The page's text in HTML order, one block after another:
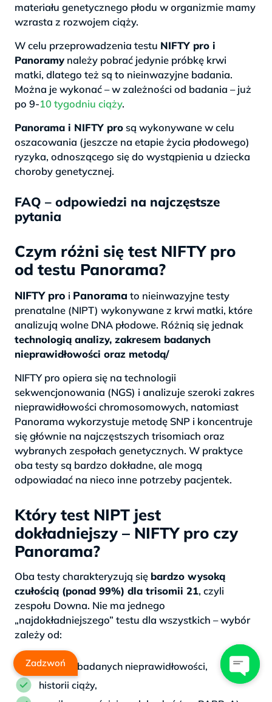
materiału genetycznego płodu w organizmie mamy
wzrasta z rozwojem ciąży.
W celu przeprowadzenia testu NIFTY pro i
Panoramy należy pobrać jedynie próbkę krwi
matki, dlatego też są to nieinwazyjne badania.
Można je wykonać – w zależności od badania – już
po 9-10 tygodniu ciąży.
Panorama i NIFTY pro są wykonywane w celu
oszacowania (jeszcze na etapie życia płodowego)
ryzyka, odnoszącego się do wystąpienia u dziecka
choroby genetycznej.
FAQ – odpowiedzi na najczęstsze
pytania
Czym różni się test NIFTY pro
od testu Panorama?
NIFTY pro i Panoramato nieinwazyjne testy
prenatalne (NIPT) wykonywane z krwi matki, które
analizują wolne DNA płodowe. Różnią się jednak
technologią analizy, zakresem badanych
nieprawidłowości oraz metodą/
NIFTY pro opiera się na technologii
sekwencjonowania (NGS) i analizuje szeroki zakres
nieprawidłowości chromosomowych, natomiast
Panorama wykorzystuje metodę SNP i koncentruje
się głównie na najczęstszych trisomiach oraz
wybranych zespołach genetycznych. W praktyce
oba testy są bardzo dokładne, ale mogą
odpowiadać na nieco inne potrzeby pacjentek.
Który test NIPT jest
dokładniejszy – NIFTY pro czy
Panorama?
Oba testy charakteryzują się bardzo wysoką
czułością (ponad 99%) dla trisomii 21, czyli
zespołu Downa. Nie ma jednego
„najdokładniejszego” testu dla wszystkich – wybór
zależy od:
zakresu badanych nieprawidłowości,
historii ciąży,
Zadzwoń